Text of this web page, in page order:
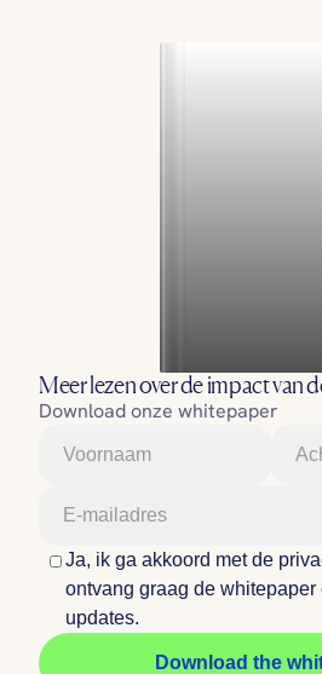
Meer lezen over de impact van
Download onze whitepaper
Ja, ik ga akkoord met de
ontvang graag de whitepaper
updates.
Download the